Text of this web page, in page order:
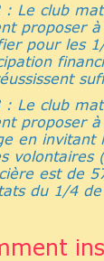
: Le club
proposer
pour les
: Le club
proposer
en invitant
volontaires
est de
du 1/4